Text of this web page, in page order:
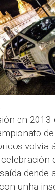
en 2013
volvía
dende
unha